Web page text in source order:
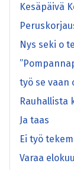
Kesäpäivä
Nys seki o
työ se vaan
Rauhallista
Ja taas
Ei työ
Varaa